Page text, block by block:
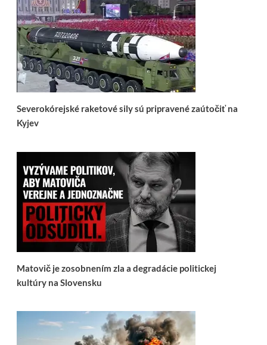
Severokórejské raketové sily sú pripravené zaútočiť na
Kyjev
Matovič je zosobnením zla a degradácie politickej
kultúry na Slovensku